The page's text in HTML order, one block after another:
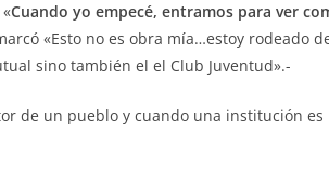
Cuando yo empecé, entramos para ver
«Esto no es obra mía…estoy rodeado
sino también el el Club Juventud».-
de un pueblo y cuando una institución